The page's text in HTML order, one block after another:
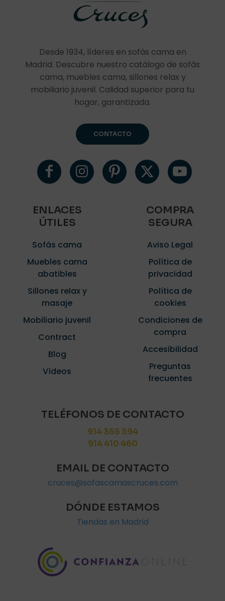
Desde 1934, líderes en sofás cama en
Madrid. Descubre nuestro catálogo de sofás
cama, muebles cama, sillones relax y
mobiliario juvenil. Calidad superior para tu
hogar, garantizada.
CONTACTO
ENLACES
ÚTILES
Sofás cama
Muebles cama
abatibles
Sillones relax y
masaje
Mobiliario juvenil
Contract
Blog
Vídeos
COMPRA
SEGURA
Aviso Legal
Política de
privacidad
Política de
cookies
Condiciones de
compra
Accesibilidad
Preguntas
frecuentes
TELÉFONOS DE CONTACTO
914 355 594
914 410 460
EMAIL DE CONTACTO
cruces@sofascamascruces.com
DÓNDE ESTAMOS
Tiendas en Madrid